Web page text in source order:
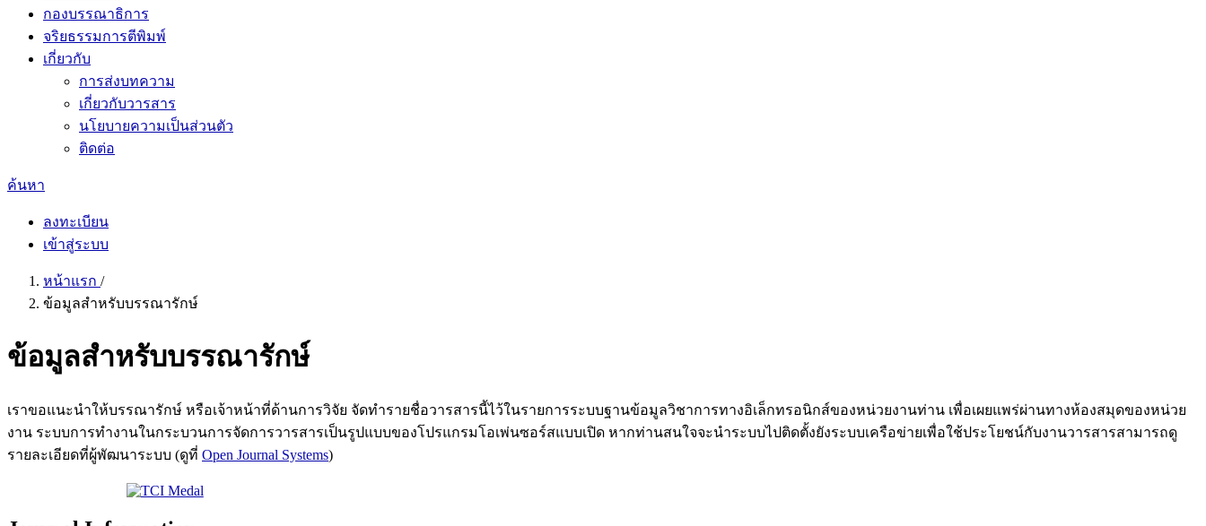
กองบรรณาธิการ
จริยธรรมการตีพิมพ์
เกี่ยวกับ
การส่งบทความ
เกี่ยวกับวารสาร
นโยบายความเป็นส่วนตัว
ติดต่อ
ค้นหา
ลงทะเบียน
เข้าสู่ระบบ
หน้าแรก /
ข้อมูลสำหรับบรรณารักษ์
ข้อมูลสำหรับบรรณารักษ์
เราขอแนะนำให้บรรณารักษ์ หรือเจ้าหน้าที่ด้านการวิจัย จัดทำรายชื่อวารสารนี้ไว้ในรายการระบบฐานข้อมูลวิชาการทางอิเล็กทรอนิกส์ของหน่วยงานท่าน เพื่อเผยแพร่ผ่านทางห้องสมุดของหน่วย
งาน ระบบการทำงานในกระบวนการจัดการวารสารเป็นรูปแบบของโปรแกรมโอเพ่นซอร์สแบบเปิด หากท่านสนใจจะนำระบบไปติดตั้งยังระบบเครือข่ายเพื่อใช้ประโยชน์กับงานวารสารสามารถดู
รายละเอียดที่ผู้พัฒนาระบบ (ดูที่ Open Journal Systems)